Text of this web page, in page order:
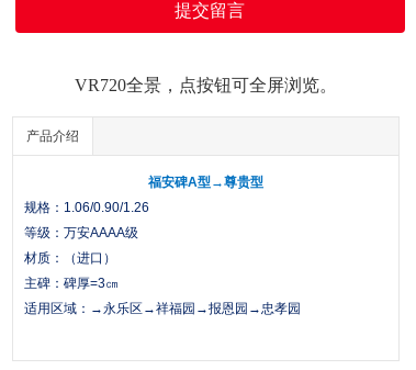
提交留言
VR720全景，点按钮可全屏浏览。
产品介绍
福安碑A型→尊贵型
规格：1.06/0.90/1.26
等级：万安AAAA级
材质：（进口）
主碑：碑厚=3㎝
适用区域：→永乐区→祥福园→报恩园→忠孝园